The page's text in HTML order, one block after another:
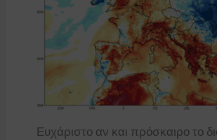
Ευχάριστο αν και πρόσκαιρο το